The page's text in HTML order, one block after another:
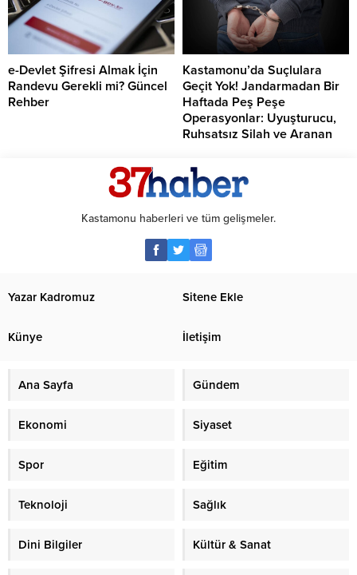
e-Devlet Şifresi Almak İçin
Randevu Gerekli mi? Güncel
Rehber
Kastamonu’da Suçlulara
Geçit Yok! Jandarmadan Bir
Haftada Peş Peşe
Operasyonlar: Uyuşturucu,
Ruhsatsız Silah ve Aranan
Kastamonu haberleri ve tüm gelişmeler.
Yazar Kadromuz Sitene Ekle
Künye İletişim
Ana Sayfa Gündem
Ekonomi Siyaset
Spor Eğitim
Teknoloji Sağlık
Dini Bilgiler Kültür & Sanat